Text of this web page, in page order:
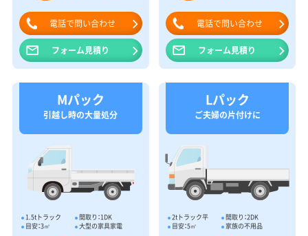
電話で問い合わせ
フォーム見積り
電話で問い合わせ
フォーム見積り
Mパック
引越し時の大量処分
1.5tトラック
間取り：1DK
目安：3㎥
大型の家具家電
Lパック
ご夫婦の片付けに
2tトラック平
間取り：2DK
目安：5㎥
家族の不用品